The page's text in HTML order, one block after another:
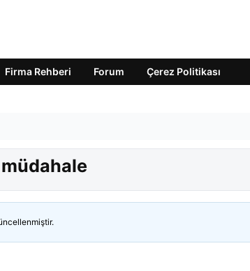
Firma Rehberi Forum Çerez Politikası